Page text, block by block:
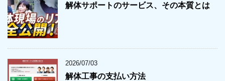
解体サポートのサービス、その本質とは
2026/07/03
解体工事の支払い方法